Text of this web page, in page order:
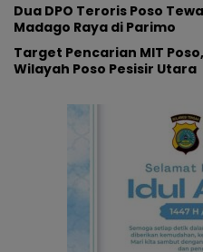
Dua DPO Teroris Poso
Madago Raya di Parimo
Target Pencarian MIT
Wilayah Poso Pesisir Utara